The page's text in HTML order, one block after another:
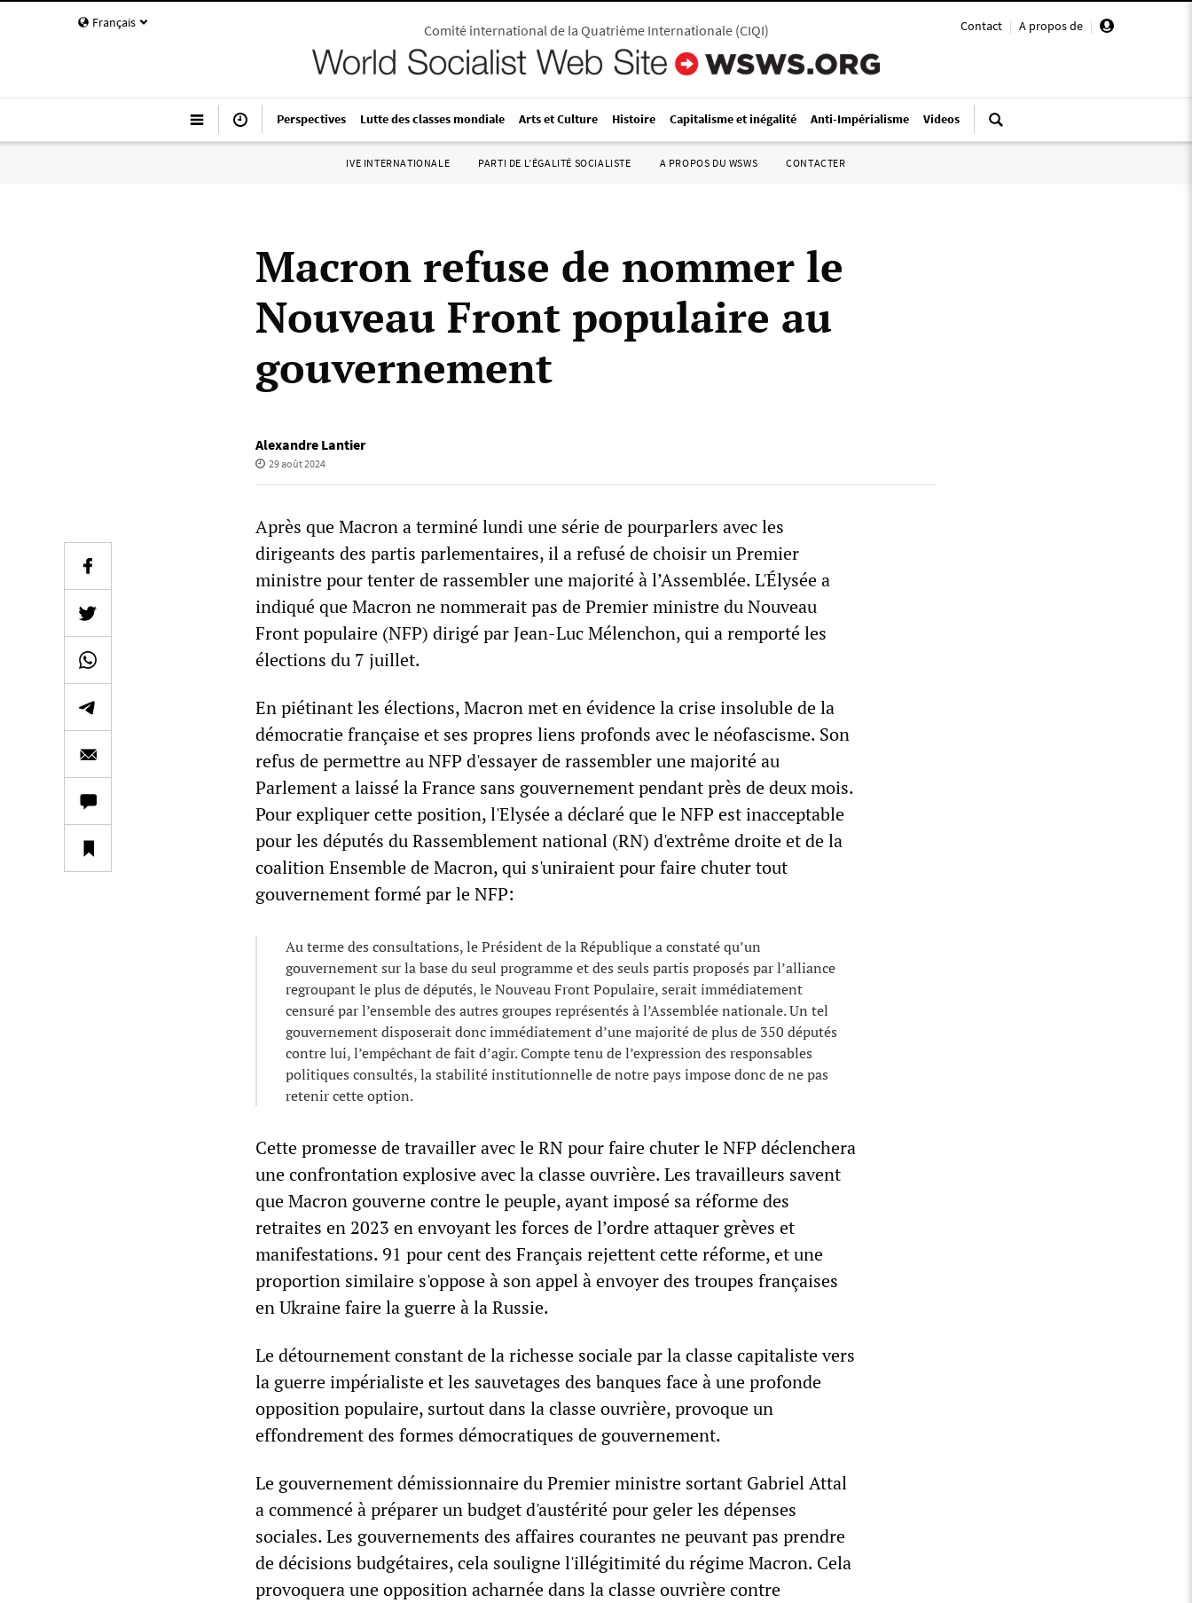
Français Contact | A propos de |
Comité international de la Quatrième Internationale(CIQI)
Perspectives Lutte des classes mondiale Arts et Culture Histoire Capitalisme et inégalité Anti-Impérialisme Videos
IVE INTERNATIONALE PARTI DE L’ÉGALITÉ SOCIALISTE A PROPOS DU WSWS CONTACTER
Macron refuse de nommer le
Nouveau Front populaire au
gouvernement
Alexandre Lantier
29 août 2024
Après que Macron a terminé lundi une série de pourparlers avec les
dirigeants des partis parlementaires, il a refusé de choisir un Premier
ministre pour tenter de rassembler une majorité à l’Assemblée. L'Élysée a
indiqué que Macron ne nommerait pas de Premier ministre du Nouveau
Front populaire (NFP) dirigé par Jean-Luc Mélenchon, qui a remporté les
élections du 7 juillet.
En piétinant les élections, Macron met en évidence la crise insoluble de la
démocratie française et ses propres liens profonds avec le néofascisme. Son
refus de permettre au NFP d'essayer de rassembler une majorité au
Parlement a laissé la France sans gouvernement pendant près de deux mois.
Pour expliquer cette position, l'Elysée a déclaré que le NFP est inacceptable
pour les députés du Rassemblement national (RN) d'extrême droite et de la
coalition Ensemble de Macron, qui s'uniraient pour faire chuter tout
gouvernement formé par le NFP:
Au terme des consultations, le Président de la République a constaté qu’un
gouvernement sur la base du seul programme et des seuls partis proposés par l’alliance
regroupant le plus de députés, le Nouveau Front Populaire, serait immédiatement
censuré par l’ensemble des autres groupes représentés à l’Assemblée nationale. Un tel
gouvernement disposerait donc immédiatement d’une majorité de plus de 350 députés
contre lui, l’empêchant de fait d’agir. Compte tenu de l’expression des responsables
politiques consultés, la stabilité institutionnelle de notre pays impose donc de ne pas
retenir cette option.
Cette promesse de travailler avec le RN pour faire chuter le NFP déclenchera
une confrontation explosive avec la classe ouvrière. Les travailleurs savent
que Macron gouverne contre le peuple, ayant imposé sa réforme des
retraites en 2023 en envoyant les forces de l’ordre attaquer grèves et
manifestations. 91 pour cent des Français rejettent cette réforme, et une
proportion similaire s'oppose à son appel à envoyer des troupes françaises
en Ukraine faire la guerre à la Russie.
Le détournement constant de la richesse sociale par la classe capitaliste vers
la guerre impérialiste et les sauvetages des banques face à une profonde
opposition populaire, surtout dans la classe ouvrière, provoque un
effondrement des formes démocratiques de gouvernement.
Le gouvernement démissionnaire du Premier ministre sortant Gabriel Attal
a commencé à préparer un budget d'austérité pour geler les dépenses
sociales. Les gouvernements des affaires courantes ne peuvant pas prendre
de décisions budgétaires, cela souligne l'illégitimité du régime Macron. Cela
provoquera une opposition acharnée dans la classe ouvrière contre